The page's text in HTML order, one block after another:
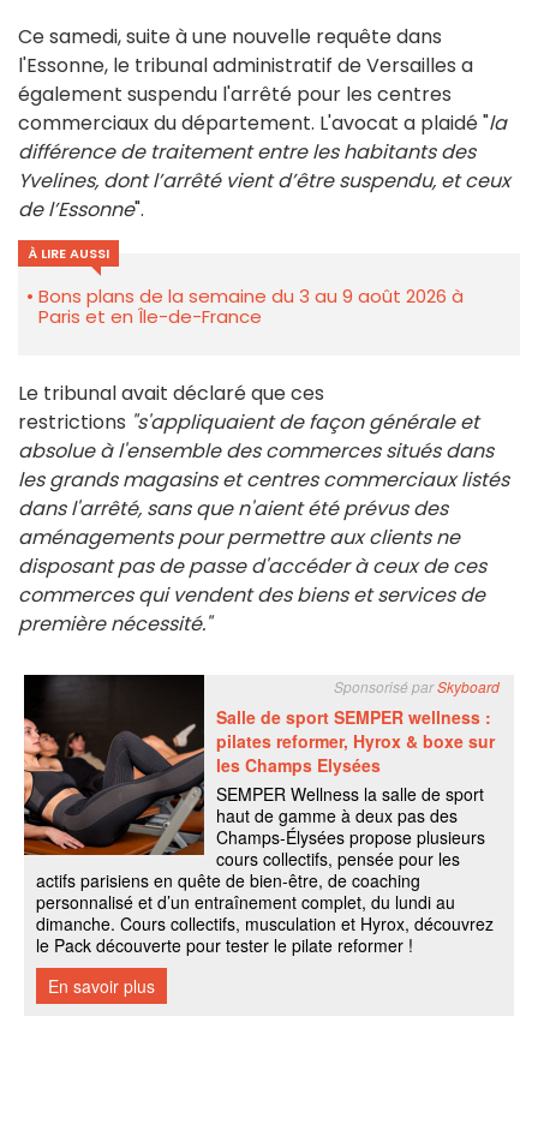
Ce samedi, suite à une nouvelle requête dans
l'Essonne, le tribunal administratif de Versailles a
également suspendu l'arrêté pour les centres
commerciaux du département. L'avocat a plaidé "la
différence de traitement entre les habitants des
Yvelines, dont l’arrêté vient d’être suspendu, et ceux
de l’Essonne".
À LIRE AUSSI
Bons plans de la semaine du 3 au 9 août 2026 à
Paris et en Île-de-France
Le tribunal avait déclaré que ces
restrictions "s'appliquaient de façon générale et
absolue à l'ensemble des commerces situés dans
les grands magasins et centres commerciaux listés
dans l'arrêté, sans que n'aient été prévus des
aménagements pour permettre aux clients ne
disposant pas de passe d'accéder à ceux de ces
commerces qui vendent des biens et services de
première nécessité."